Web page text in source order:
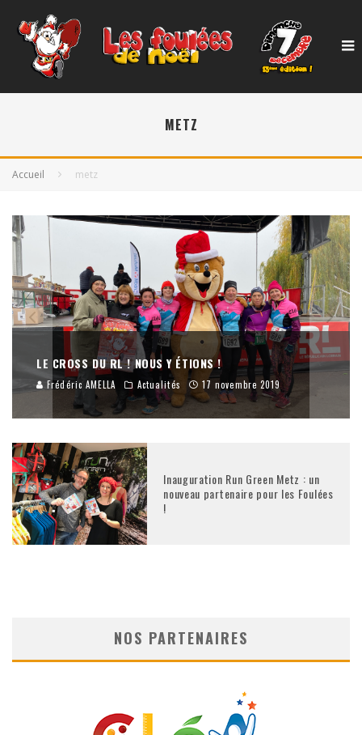
METZ
Accueil metz
LE CROSS DU RL ! NOUS Y ÉTIONS !
Frédéric AMELLA Actualités 17 novembre 2019
Inauguration Run Green Metz : un
nouveau partenaire pour les Foulées
!
NOS PARTENAIRES